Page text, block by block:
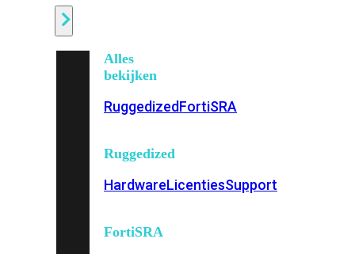
Alles
bekijken
RuggedizedFortiSRA
Ruggedized
HardwareLicentiesSupport
FortiSRA